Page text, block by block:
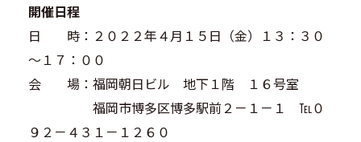
開催日程
日 時：２０２２年４月１５日（金）１３：３０
～１７：００
会 場：福岡朝日ビル 地下１階 １６号室
福岡市博多区博多駅前２－１－１ ℡０
９２－４３１－１２６０